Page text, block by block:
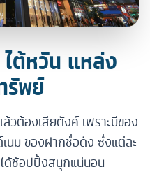
ต้หวัน แหล่ง
รัพย์
ต้องเสียตังค์ เพราะมีของ
นม ของฝากชื่อดัง ซึ่งแต่ละ
ด้ช้อปปิ้งสนุกแน่นอน